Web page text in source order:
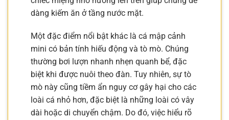
dàng kiếm ăn ở tầng nước mặt.
Một đặc điểm nổi bật khác là cá mập cảnh
mini có bản tính hiếu động và tò mò. Chúng
thường bơi lượn nhanh nhẹn quanh bể, đặc
biệt khi được nuôi theo đàn. Tuy nhiên, sự tò
mò này cũng tiềm ẩn nguy cơ gây hại cho các
loài cá nhỏ hơn, đặc biệt là những loài có vây
dài hoặc di chuyển chậm. Do đó, việc hiểu rõ